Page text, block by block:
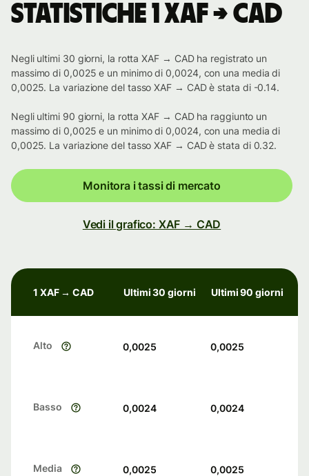
Statistiche 1 XAF → CAD
Negli ultimi 30 giorni, la rotta XAF → CAD ha registrato un
massimo di 0,0025 e un minimo di 0,0024, con una media di
0,0025. La variazione del tasso XAF → CAD è stata di -0.14.
Negli ultimi 90 giorni, la rotta XAF → CAD ha raggiunto un
massimo di 0,0025 e un minimo di 0,0024, con una media di
0,0025. La variazione del tasso XAF → CAD è stata di 0.32.
Monitora i tassi di mercato
Vedi il grafico: XAF → CAD
1 XAF → CAD Ultimi 30 giorni Ultimi 90 giorni
Alto 0,0025 0,0025
Basso 0,0024 0,0024
Media 0,0025 0,0025